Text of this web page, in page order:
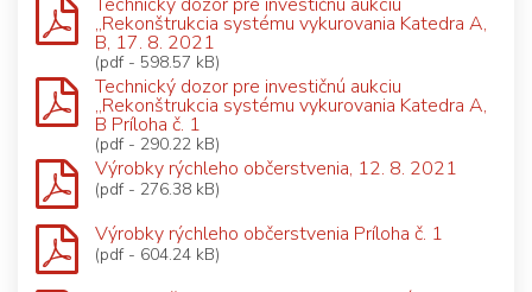
„Rekonštrukcia systému vykurovania Katedra A,
B, 17. 8. 2021
(pdf - 598.57 kB)
Technický dozor pre investičnú aukciu
„Rekonštrukcia systému vykurovania Katedra A,
B Príloha č. 1
(pdf - 290.22 kB)
Výrobky rýchleho občerstvenia, 12. 8. 2021
(pdf - 276.38 kB)
Výrobky rýchleho občerstvenia Príloha č. 1
(pdf - 604.24 kB)